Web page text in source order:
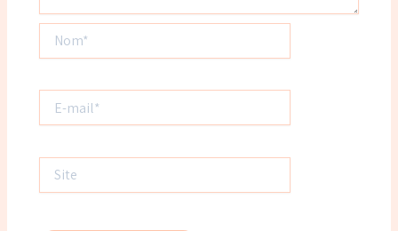
mail*